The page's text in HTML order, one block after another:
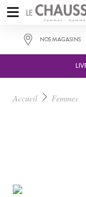
NOS MAGASINS
Accueil Femmes